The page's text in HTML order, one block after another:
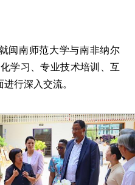
南师范大学与南非纳尔
学习、专业技术培训、互
行深入交流。